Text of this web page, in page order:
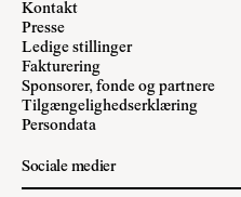
Kontakt
Presse
Ledige stillinger
Fakturering
Sponsorer, fonde og partnere
Tilgængelighedserklæring
Persondata
Sociale medier